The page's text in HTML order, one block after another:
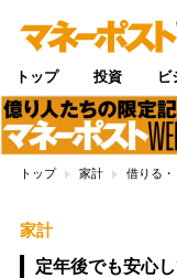
トップ 投資 ビ
トップ 家計 借りる・
家計
定年後でも安心